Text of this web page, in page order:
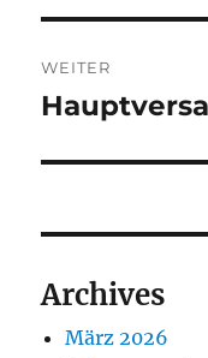
WEITER
Nächster
Archives
März 2026